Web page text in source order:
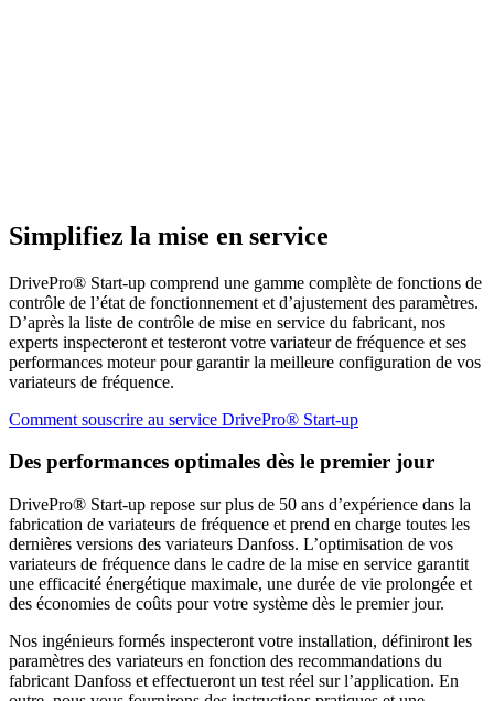
Simplifiez la mise en service
DrivePro® Start-up comprend une gamme complète de fonctions de
contrôle de l’état de fonctionnement et d’ajustement des paramètres.
D’après la liste de contrôle de mise en service du fabricant, nos
experts inspecteront et testeront votre variateur de fréquence et ses
performances moteur pour garantir la meilleure configuration de vos
variateurs de fréquence.
Comment souscrire au service DrivePro® Start-up
Des performances optimales dès le premier jour
DrivePro® Start-up repose sur plus de 50 ans d’expérience dans la
fabrication de variateurs de fréquence et prend en charge toutes les
dernières versions des variateurs Danfoss. L’optimisation de vos
variateurs de fréquence dans le cadre de la mise en service garantit
une efficacité énergétique maximale, une durée de vie prolongée et
des économies de coûts pour votre système dès le premier jour.
Nos ingénieurs formés inspecteront votre installation, définiront les
paramètres des variateurs en fonction des recommandations du
fabricant Danfoss et effectueront un test réel sur l’application. En